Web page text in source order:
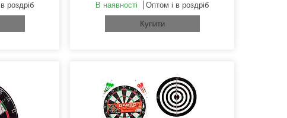
роздріб В наявності Оптом і в роздріб
Купити